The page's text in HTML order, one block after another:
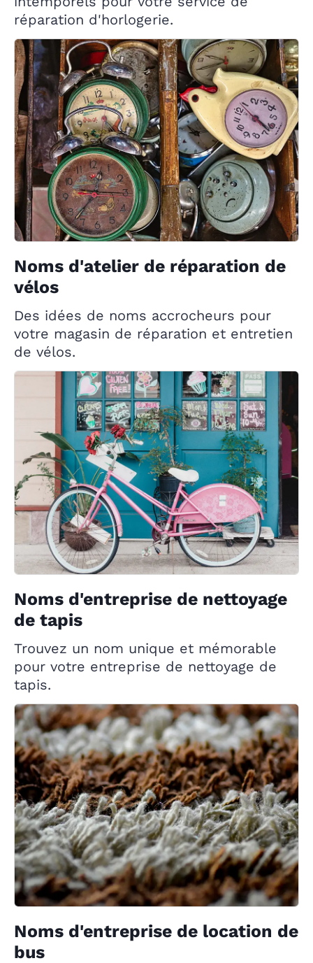
réparation d'horlogerie.
Noms d'atelier de réparation de
vélos
Des idées de noms accrocheurs pour
votre magasin de réparation et entretien
de vélos.
Noms d'entreprise de nettoyage
de tapis
Trouvez un nom unique et mémorable
pour votre entreprise de nettoyage de
tapis.
Noms d'entreprise de location de
bus